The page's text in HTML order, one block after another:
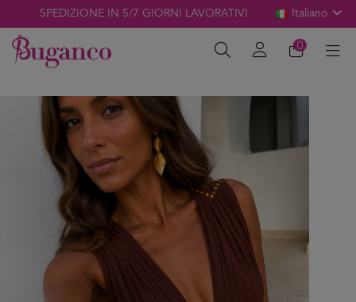
SPEDIZIONE IN 5/7 GIORNI LAVORATIVI Italiano
0